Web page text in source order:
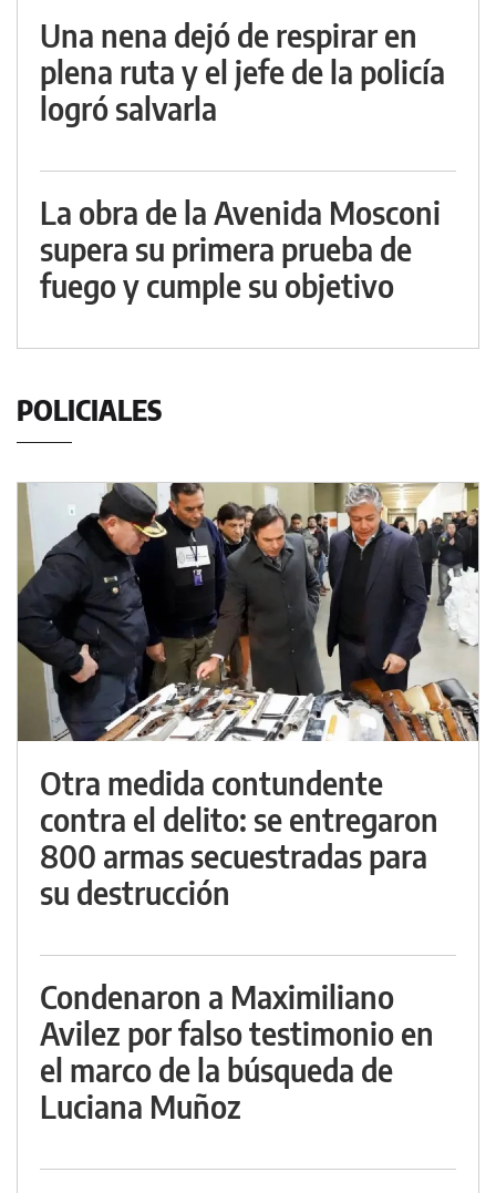
Una nena dejó de respirar en
plena ruta y el jefe de la policía
logró salvarla
La obra de la Avenida Mosconi
supera su primera prueba de
fuego y cumple su objetivo
POLICIALES
Otra medida contundente
contra el delito: se entregaron
800 armas secuestradas para
su destrucción
Condenaron a Maximiliano
Avilez por falso testimonio en
el marco de la búsqueda de
Luciana Muñoz